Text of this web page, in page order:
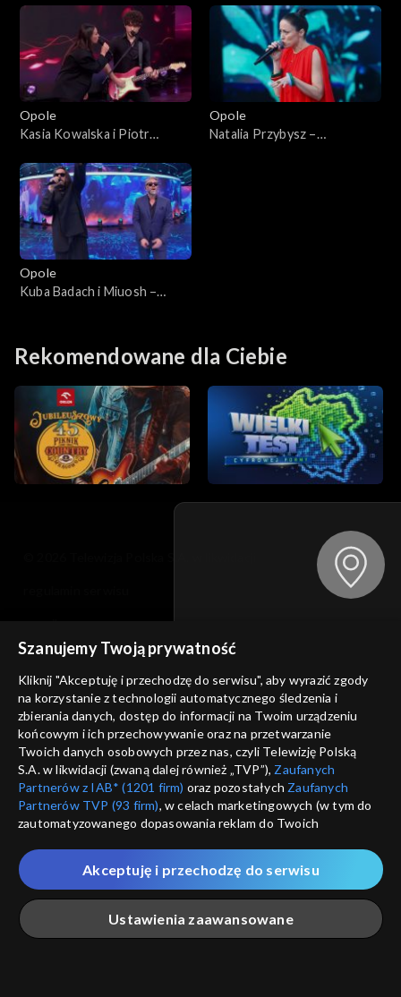
„Debiuty”
Opole
Kasia Kowalska i Piotr
62. KFPP: Koncert „Debiuty”
Opole
Natalia Przybysz –
Opole
Kuba Badach i Miuosh –
Koncert „Debiuty”
Rekomendowane dla Ciebie
Kraj, z którego się
Zjednoczone , w związku z
na platformie TVP VOD
nieodstępna. Sprawdź, które
obejrzeć.
Nie pokazuj
ANULUJ
polityka prywatności
moje zgody
pomoc
kontakt
voucher
dostępność
informacje o dostawcy usług
Szanujemy Twoją prywatność
Kliknij "Akceptuję i przechodzę do serwisu", aby wyrazić zgody
na korzystanie z technologii automatycznego śledzenia i
zbierania danych, dostęp do informacji na Twoim urządzeniu
końcowym i ich przechowywanie oraz na przetwarzanie
Twoich danych osobowych przez nas, czyli Telewizję Polską
S.A. w likwidacji (zwaną dalej również „TVP”), Zaufanych
Partnerów z IAB* (1201 firm) oraz pozostałych Zaufanych
Partnerów TVP (93 firm), w celach marketingowych (w tym do
zautomatyzowanego dopasowania reklam do Twoich
które wskazujemy poniżej, a także zgody na udostępnianie
przez nas identyfikatora PPID do Google.
Twoje dane osobowe zbierane podczas odwiedzania przez
Ciebie naszych
poszczególnych serwisówzwanych dalej
„Portalem”, w tym informacje zapisywane za pomocą
Ustawienia zaawansowane
Akceptuję i przechodzę do serwisu